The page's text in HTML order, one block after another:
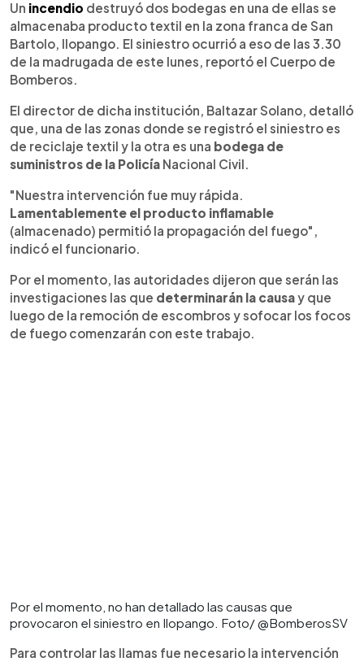
Escuchar artículo
Un incendio destruyó dos bodegas en una de ellas se
almacenaba producto textil en la zona franca de San
Bartolo, Ilopango. El siniestro ocurrió a eso de las 3.30
de la madrugada de este lunes, reportó el Cuerpo de
Bomberos.
El director de dicha institución, Baltazar Solano, detalló
que, una de las zonas donde se registró el siniestro es
de reciclaje textil y la otra es una bodega de
suministros de la Policía Nacional Civil.
"Nuestra intervención fue muy rápida.
Lamentablemente el producto inflamable
(almacenado) permitió la propagación del fuego",
indicó el funcionario.
Por el momento, las autoridades dijeron que serán las
investigaciones las que determinarán la causay que
luego de la remoción de escombros y sofocar los focos
de fuego comenzarán con este trabajo.
Por el momento, no han detallado las causas que
provocaron el siniestro en Ilopango. Foto/ @BomberosSV
Para controlar las llamas fue necesario la intervención